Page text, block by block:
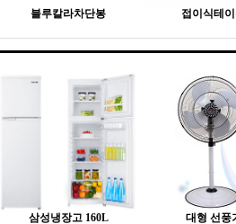
블루칼라차단봉 접이식테
삼성냉장고 160L 대형 선풍